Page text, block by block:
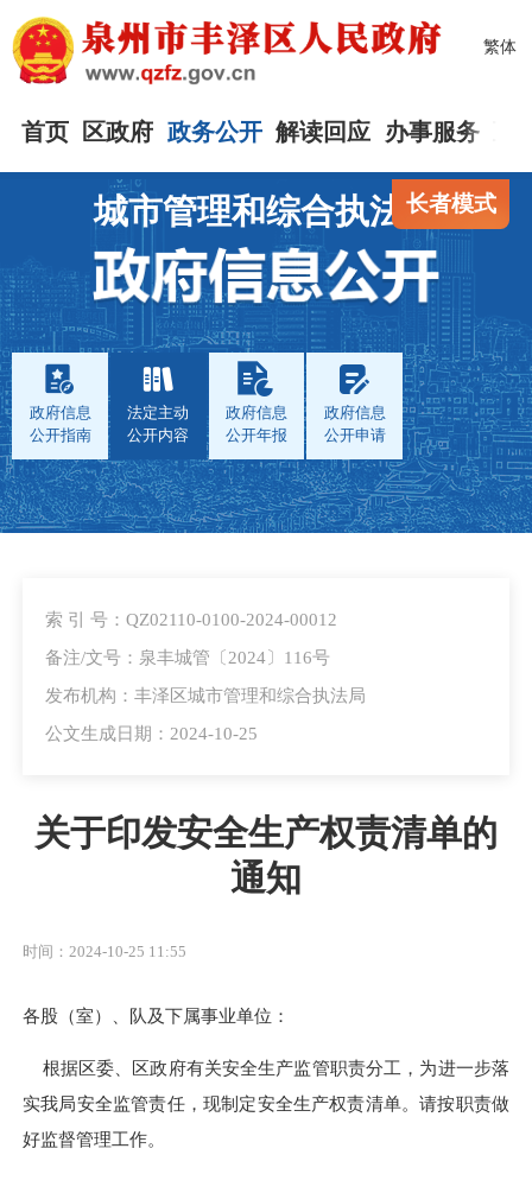
繁体
首页 区政府 政务公开 解读回应 办事服务
长者模式
城市管理和综合执法局
政府信息
公开指南
法定主动
公开内容
政府信息
公开年报
政府信息
公开申请
索 引 号：QZ02110-0100-2024-00012
备注/文号：泉丰城管〔2024〕116号
发布机构：丰泽区城市管理和综合执法局
公文生成日期：2024-10-25
关于印发安全生产权责清单的
通知
时间：2024-10-25 11:55
各股（室）、队及下属事业单位：
根据区委、区政府有关安全生产监管职责分工，为进一步落
实我局安全监管责任，现制定安全生产权责清单。请按职责做
好监督管理工作。